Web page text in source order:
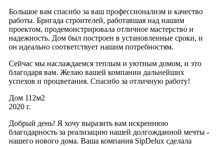
Большое вам спасибо за ваш профессионализм и качество
работы. Бригада строителей, работавшая над нашим
проектом, продемонстрировала отличное мастерство и
надежность. Дом был построен в установленные сроки, и
он идеально соответствует нашим потребностям.
Сейчас мы наслаждаемся теплым и уютным домом, и это
благодаря вам. Желаю вашей компании дальнейших
успехов и процветания. Спасибо за отличную работу!
Дом 112м2
2020 г.
Добрый день! Я хочу выразить вам искреннюю
благодарность за реализацию нашей долгожданной мечты -
нашего нового дома. Ваша компания SipDelux сделала